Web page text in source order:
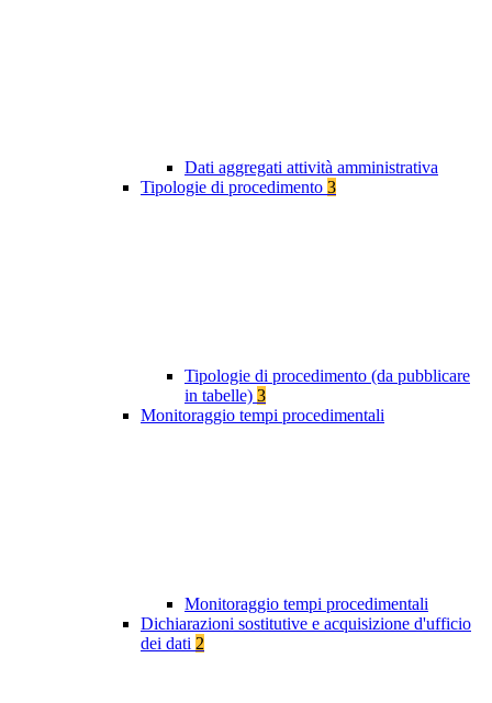
Dati aggregati attività amministrativa
Tipologie di procedimento 3
Tipologie di procedimento (da pubblicare
in tabelle) 3
Monitoraggio tempi procedimentali
Monitoraggio tempi procedimentali
Dichiarazioni sostitutive e acquisizione d'ufficio
dei dati 2